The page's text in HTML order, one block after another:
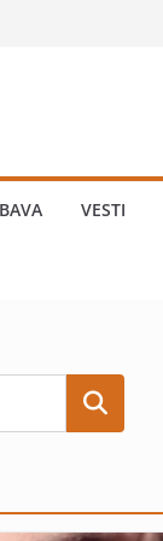
VESTI
Search